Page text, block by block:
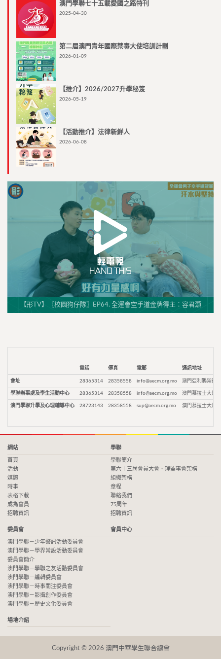
澳門學聯七十五載愛國之路特刊
2025-04-30
第二屆澳門青年國際禁毒大使培訓計劃
2026-01-09
【推介】2026/2027升學秘笈
2026-05-19
【活動推介】法律新鮮人
2026-06-08
【形TV】〖校園狗仔隊〗EP64. 全運會空手道金牌得主：容君灝
電話 傳真 電郵 通訊地址
會址 28365314 28358558 info@aecm.org.mo 澳門亞利鴉架街9
學聯辦事處及學生活動中心 28365314 28358558 info@aecm.org.mo 澳門慕拉士大馬
澳門學聯升學及心理輔導中心 28723143 28358558 sup@aecm.org.mo 澳門慕拉士大馬
網站
首頁
活動
媒體
時事
表格下載
成為會員
招聘資訊
學聯
學聯簡介
第六十三屆會員大會、理監事會架構
組織架構
章程
聯絡我們
75周年
招聘資訊
委員會
澳門學聯－少年警訊活動委員會
澳門學聯－學界常設活動委員會
委員會簡介
澳門學聯－學聯之友活動委員會
澳門學聯－編輯委員會
澳門學聯－時事關注委員會
澳門學聯－影攝創作委員會
澳門學聯－歷史文化委員會
會員中心
場地介紹
Copyright © 2026 澳門中華學生聯合總會